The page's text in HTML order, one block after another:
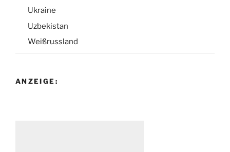
Ukraine
Uzbekistan
Weißrussland
ANZEIGE: